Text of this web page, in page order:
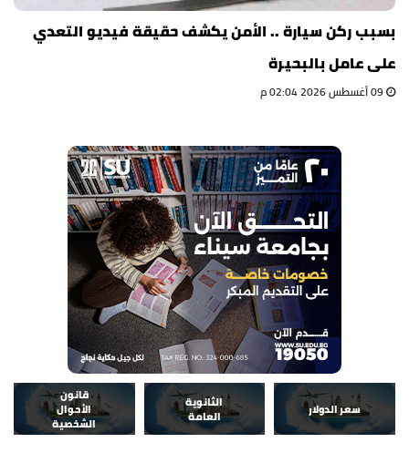
بسبب ركن سيارة .. الأمن يكشف حقيقة فيديو التعدي
على عامل بالبحيرة
سعر الدولار
الثانوية
العامة
قانون
الأحوال
الشخصية